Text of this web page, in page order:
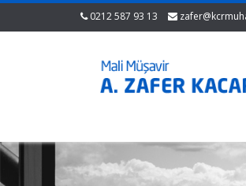
0212 587 93 13